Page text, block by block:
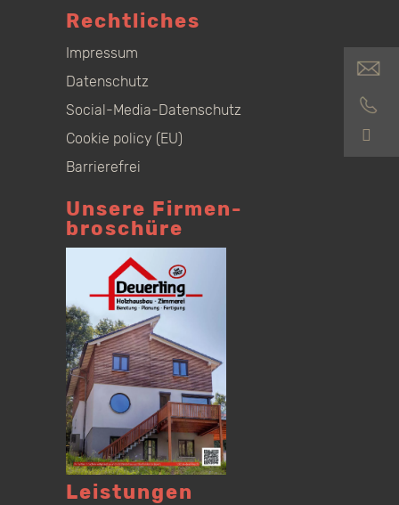
Rechtliches
Impressum
Datenschutz
Social-Media-Datenschutz
Cookie policy (EU)
Barrierefrei
Unsere Firmen­
broschüre
Leistungen